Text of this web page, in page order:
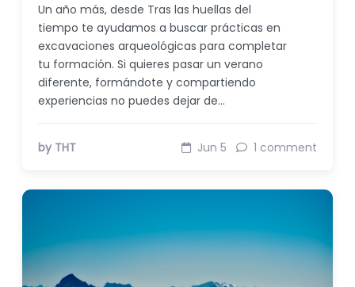
Un año más, desde Tras las huellas del
tiempo te ayudamos a buscar prácticas en
excavaciones arqueológicas para completar
tu formación. Si quieres pasar un verano
diferente, formándote y compartiendo
experiencias no puedes dejar de…
by THT Jun 5 1 comment